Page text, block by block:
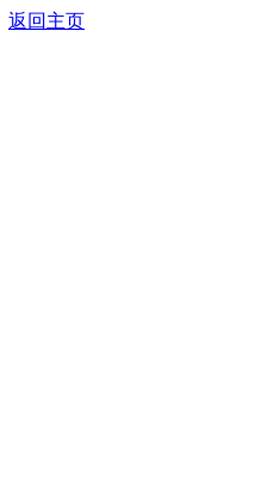
返回主页